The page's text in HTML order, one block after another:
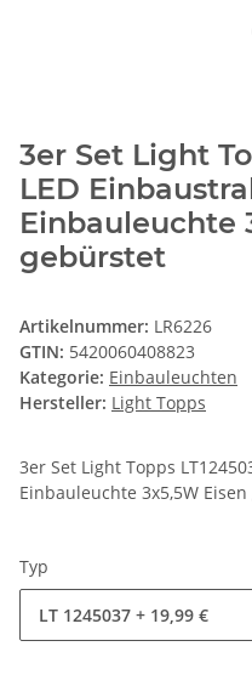
3er Set Light
LED
Einbauleuchte
gebürstet
Artikelnummer: LR6226
GTIN: 5420060408823
Kategorie: Einbauleuchten
Hersteller: Light Topps
3er Set Light Topps
Einbauleuchte 3x5,5W
Typ
LT 1245037 + 19,99 €